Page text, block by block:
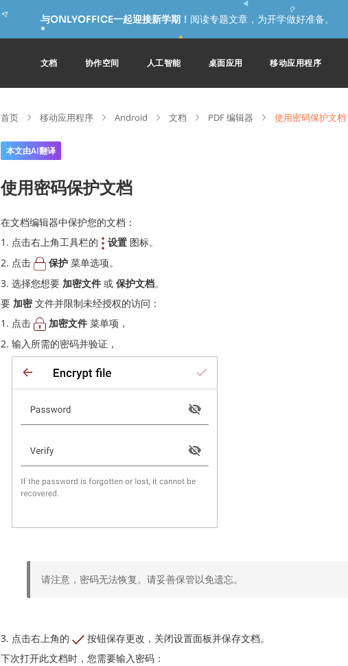
与ONLYOFFICE一起迎接新学期！ 阅读专题文章，为开学做好准备。
文档 协作空间 人工智能 桌面应用 移动应用程序
首页 移动应用程序 Android 文档 PDF 编辑器 使用密码保护文档
本文由AI翻译
使用密码保护文档
在文档编辑器中保护您的文档：
点击右上角工具栏的
设置 图标。
点击
保护 菜单选项。
选择您想要 加密文件 或 保护文档。
要 加密文件并限制未经授权的访问：
点击
加密文件 菜单项，
输入所需的密码并验证，
请注意，密码无法恢复。请妥善保管以免遗忘。
点击右上角的
按钮保存更改，关闭设置面板并保存文档。
下次打开此文档时，您需要输入密码：